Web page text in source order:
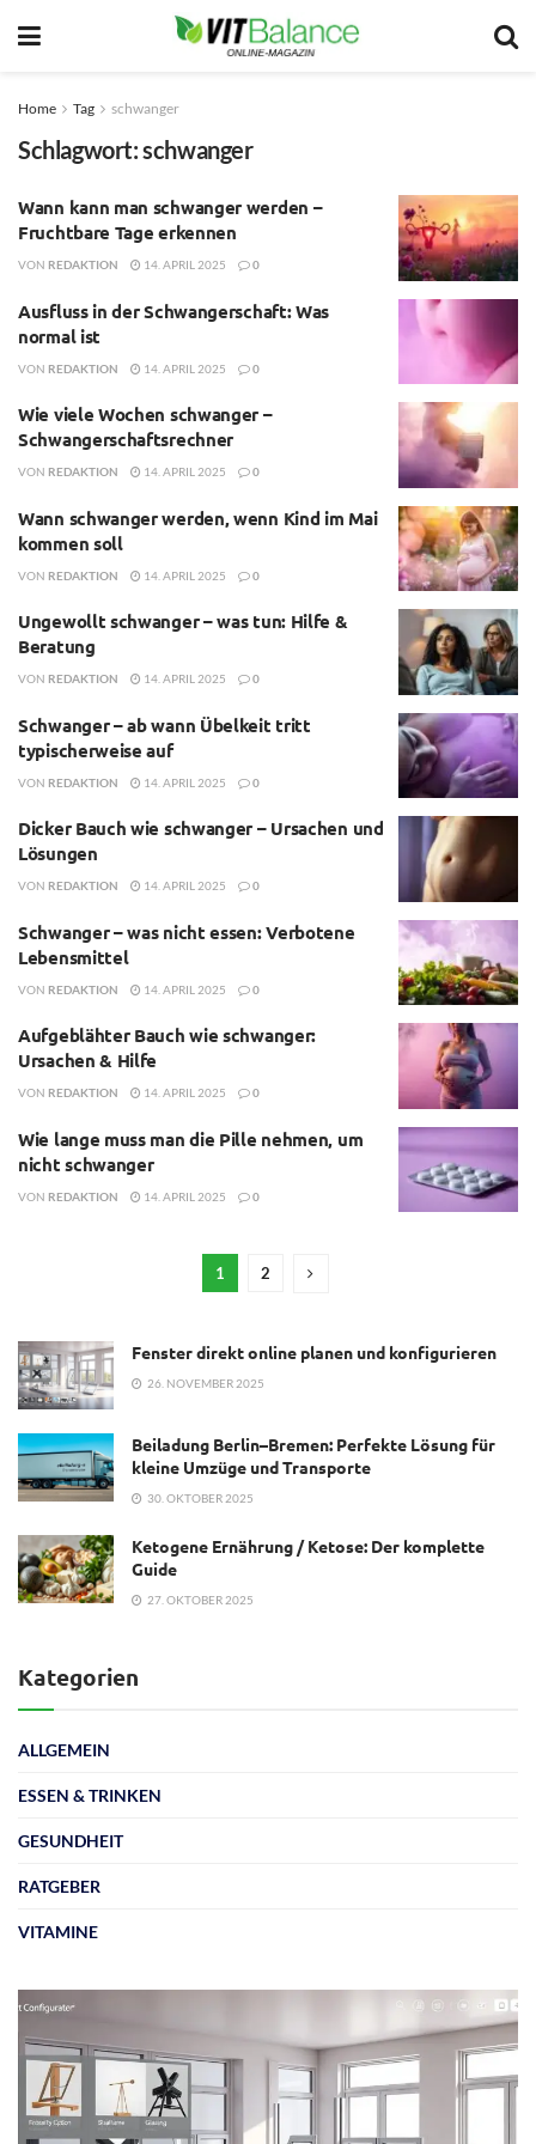
Home Tag schwanger
Schlagwort:schwanger
Wann kann man schwanger werden –
Fruchtbare Tage erkennen
VON REDAKTION 14. APRIL 2025 0
Ausfluss in der Schwangerschaft: Was
normal ist
VON REDAKTION 14. APRIL 2025 0
Wie viele Wochen schwanger –
Schwangerschaftsrechner
VON REDAKTION 14. APRIL 2025 0
Wann schwanger werden, wenn Kind im Mai
kommen soll
VON REDAKTION 14. APRIL 2025 0
Ungewollt schwanger – was tun: Hilfe &
Beratung
VON REDAKTION 14. APRIL 2025 0
Schwanger – ab wann Übelkeit tritt
typischerweise auf
VON REDAKTION 14. APRIL 2025 0
Dicker Bauch wie schwanger – Ursachen und
Lösungen
VON REDAKTION 14. APRIL 2025 0
Schwanger – was nicht essen: Verbotene
Lebensmittel
VON REDAKTION 14. APRIL 2025 0
Aufgeblähter Bauch wie schwanger:
Ursachen & Hilfe
VON REDAKTION 14. APRIL 2025 0
Wie lange muss man die Pille nehmen, um
nicht schwanger
VON REDAKTION 14. APRIL 2025 0
1 2
Fenster direkt online planen und konfigurieren
26. NOVEMBER 2025
Beiladung Berlin–Bremen: Perfekte Lösung für
kleine Umzüge und Transporte
30. OKTOBER 2025
Ketogene Ernährung / Ketose: Der komplette
Guide
27. OKTOBER 2025
Kategorien
ALLGEMEIN
ESSEN & TRINKEN
GESUNDHEIT
RATGEBER
VITAMINE